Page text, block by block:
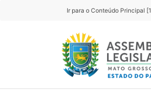
Ir para o Conteúdo Principal